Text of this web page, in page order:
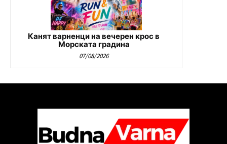
Канят варненци на вечерен крос в
Морската градина
07/08/2026